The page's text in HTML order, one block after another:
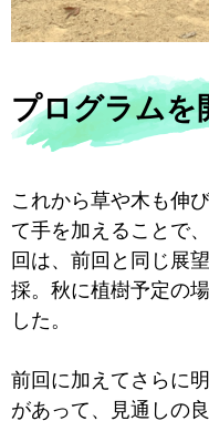
プログラムを
これから草や木も伸
て手を加えることで
回は、前回と同じ展
採。秋に植樹予定の
した。
前回に加えてさらに
があって、見通しの